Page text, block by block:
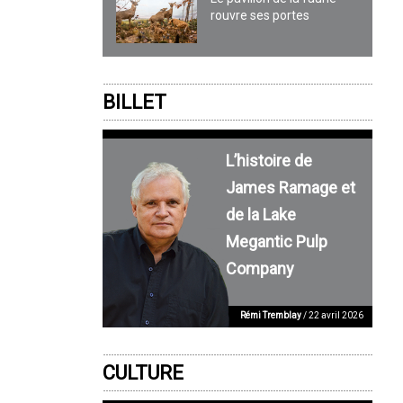
rouvre ses portes
BILLET
L’histoire de
James Ramage et
de la Lake
Megantic Pulp
Company
Rémi Tremblay/ 22 avril 2026
CULTURE